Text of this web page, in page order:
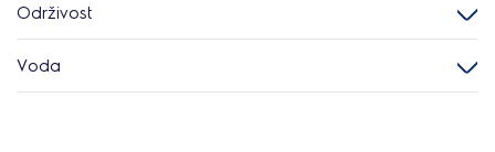
Održivost
Voda